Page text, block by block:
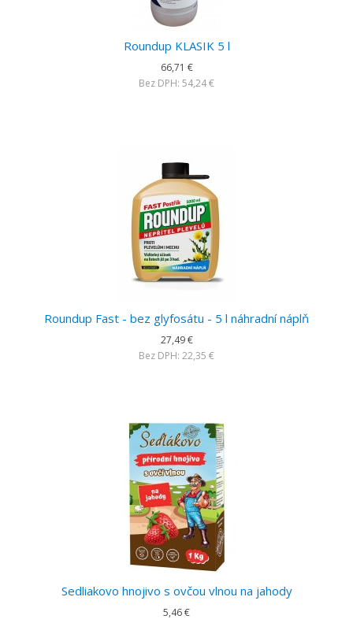
Roundup KLASIK 5 l
66,71 €
Bez DPH: 54,24 €
Roundup Fast - bez glyfosátu - 5 l náhradní náplň
27,49 €
Bez DPH: 22,35 €
Sedliakovo hnojivo s ovčou vlnou na jahody
5,46 €